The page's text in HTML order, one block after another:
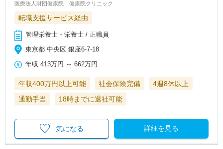
医療法人財団健康院 健康院クリニック
転職支援サービス経由
管理栄養士・栄養士 / 正職員
東京都 中央区 銀座6-7-18
年収 413万円 ～662万円
年収400万円以上可能 社会保険完備
4週8休以上
通勤手当
18時までに退社可能
詳細を見る
気になる